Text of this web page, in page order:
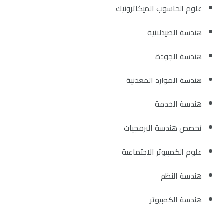
علوم الحاسوب الميكاترونيك
هندسة الصيدلانية
هندسة الجودة
هندسة الموارد المعدنية
هندسة الخدمة
تخصص هندسة البرمجيات
علوم الكمبيوتر الاجتماعية
هندسة النظم
هندسة الكمبيوتر